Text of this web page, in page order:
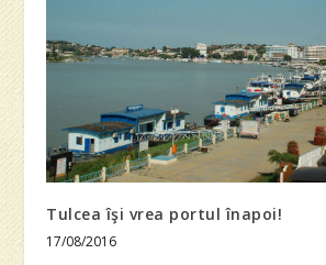
Tulcea îşi vrea portul înapoi!
17/08/2016